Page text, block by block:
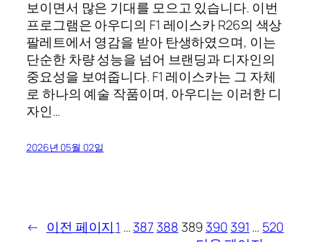
보이면서 많은 기대를 모으고 있습니다. 이번
프로그램은 아우디의 F1 레이스카 R26의 색상
팔레트에서 영감을 받아 탄생하였으며, 이는
단순한 차량 성능을 넘어 브랜딩과 디자인의
중요성을 보여줍니다. F1 레이스카는 그 자체
로 하나의 예술 작품이며, 아우디는 이러한 디
자인…
2026년 05월 02일
← 이전 페이지 1 …387388 389390 391 … 520